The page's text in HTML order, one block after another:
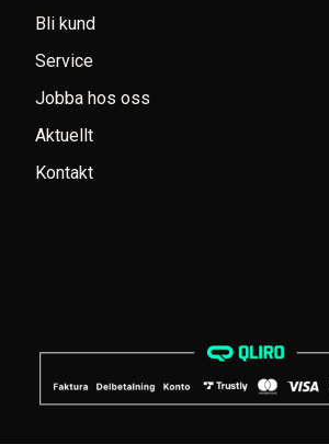
Bli kund
Service
Jobba hos oss
Aktuellt
Kontakt